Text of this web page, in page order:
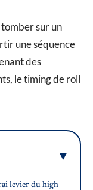
tomber sur un
une séquence
des
le timing de roll
levier du high